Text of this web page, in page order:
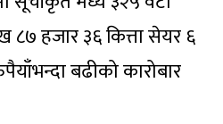
८७ हजार ३६ कित्ता सेयर ६
बढीको कारोबार